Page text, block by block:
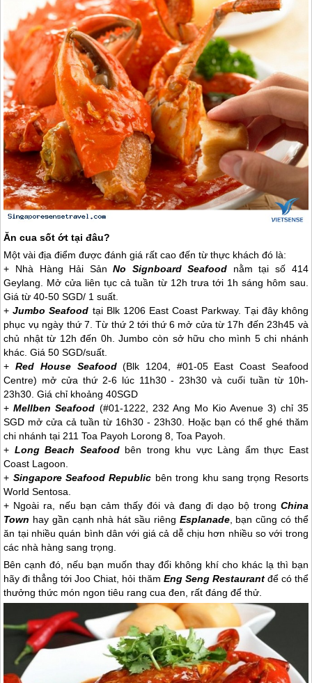
Ăn cua sốt ớt tại đâu?
Một vài địa điểm được đánh giá rất cao đến từ thực khách đó là:
+ Nhà Hàng Hải SảnNo Signboard Seafood nằm tại số 414
Geylang. Mở cửa liên tục cả tuần từ 12h trưa tới 1h sáng hôm sau.
Giá từ 40-50 SGD/ 1 suất.
+Jumbo Seafood tại Blk 1206 East Coast Parkway. Tại đây không
phục vụ ngày thứ 7. Từ thứ 2 tới thứ 6 mở cửa từ 17h đến 23h45 và
chủ nhật từ 12h đến 0h. Jumbo còn sở hữu cho mình 5 chi nhánh
khác. Giá 50 SGD/suất.
+Red House Seafood(Blk 1204, #01-05 East Coast Seafood
Centre) mở cửa thứ 2-6 lúc 11h30 - 23h30 và cuối tuần từ 10h-
23h30. Giá chỉ khoảng 40SGD
+Mellben Seafood (#01-1222, 232 Ang Mo Kio Avenue 3) chỉ 35
SGD mở cửa cả tuần từ 16h30 - 23h30. Hoặc bạn có thể ghé thăm
chi nhánh tại 211 Toa Payoh Lorong 8, Toa Payoh.
+ Long Beach Seafoodbên trong khu vực Làng ẩm thực East
Coast Lagoon.
+ SingaporeSeafood Republic bên trong khu sang trọng Resorts
World Sentosa.
+ Ngoài ra, nếu bạn cảm thấy đói và đang đi dạo bộ trong China
Town hay gần cạnh nhà hát sầu riêng Esplanade, bạn cũng có thể
ăn tại nhiều quán bình dân với giá cả dễ chịu hơn nhiều so với trong
các nhà hàng sang trọng.
Bên cạnh đó, nếu bạn muốn thay đổi không khí cho khác lạ thì bạn
hãy đi thẳng tới Joo Chiat, hỏi thăm Eng Seng Restaurantđể có thể
thưởng thức món ngon tiêu rang cua đen, rất đáng để thử.